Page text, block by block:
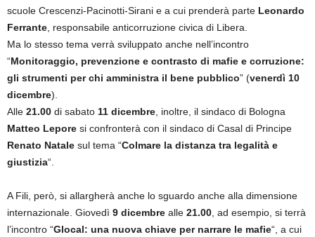
scuole Crescenzi-Pacinotti-Sirani e a cui prenderà parte Leonardo
Ferrante , responsabile anticorruzione civica di Libera.
Ma lo stesso tema verrà sviluppato anche nell’incontro
“Monitoraggio, prevenzione e contrasto di mafie e corruzione:
gli strumenti per chi amministra il bene pubblico” (venerdì 10
dicembre).
Alle 21.00 di sabato 11 dicembre , inoltre, il sindaco di Bologna
Matteo Lepore si confronterà con il sindaco di Casal di Principe
Renato Natale sul tema “Colmare la distanza tra legalità e
giustizia“.
A Fili, però, si allargherà anche lo sguardo anche alla dimensione
internazionale. Giovedì 9 dicembre alle 21.00 , ad esempio, si terrà
l’incontro “Glocal: una nuova chiave per narrare le mafie“, a cui